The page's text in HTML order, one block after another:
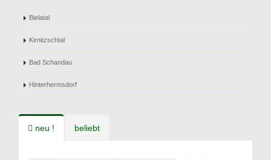
Bielatal
Kirnitzschtal
Bad Schandau
Hinterhermsdorf
neu ! beliebt